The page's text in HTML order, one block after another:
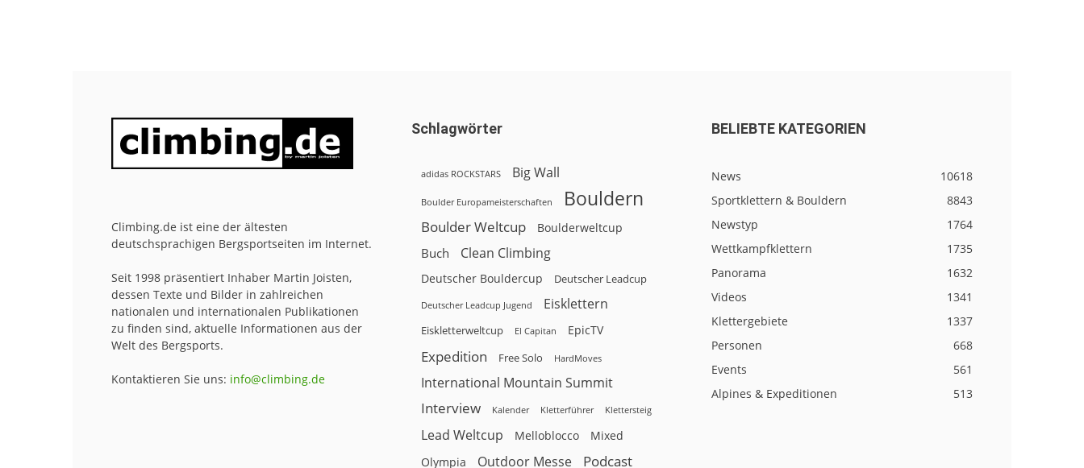
Climbing.de ist eine der ältesten
deutschsprachigen Bergsportseiten im Internet.
Seit 1998 präsentiert Inhaber Martin Joisten,
dessen Texte und Bilder in zahlreichen
nationalen und internationalen Publikationen
zu finden sind, aktuelle Informationen aus der
Welt des Bergsports.
Kontaktieren Sie uns: info@climbing.de
Schlagwörter
adidas ROCKSTARS Big Wall
Boulder Europameisterschaften Bouldern
Boulder Weltcup Boulderweltcup
Buch Clean Climbing
Deutscher Bouldercup Deutscher Leadcup
Deutscher Leadcup Jugend Eisklettern
Eiskletterweltcup El Capitan EpicTV
Expedition Free Solo HardMoves
International Mountain Summit
Interview Kalender Kletterführer Klettersteig
Lead Weltcup Melloblocco Mixed
Olympia Outdoor Messe Podcast
BELIEBTE KATEGORIEN
News
10618
Sportklettern & Bouldern
8843
Newstyp
1764
Wettkampfklettern
1735
Panorama
1632
Videos
1341
Klettergebiete
1337
Personen
668
Events
561
Alpines & Expeditionen
513